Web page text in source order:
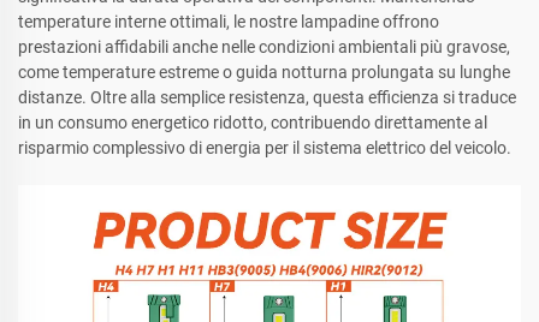
temperature interne ottimali, le nostre lampadine offrono
prestazioni affidabili anche nelle condizioni ambientali più gravose,
come temperature estreme o guida notturna prolungata su lunghe
distanze. Oltre alla semplice resistenza, questa efficienza si traduce
in un consumo energetico ridotto, contribuendo direttamente al
risparmio complessivo di energia per il sistema elettrico del veicolo.